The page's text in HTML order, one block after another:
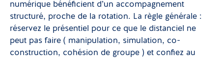
numérique bénéficient d’un accompagnement
structuré, proche de la rotation. La règle générale :
réservez le présentiel pour ce que le distanciel ne
peut pas faire ( manipulation, simulation, co-
construction, cohésion de groupe ) et confiez au